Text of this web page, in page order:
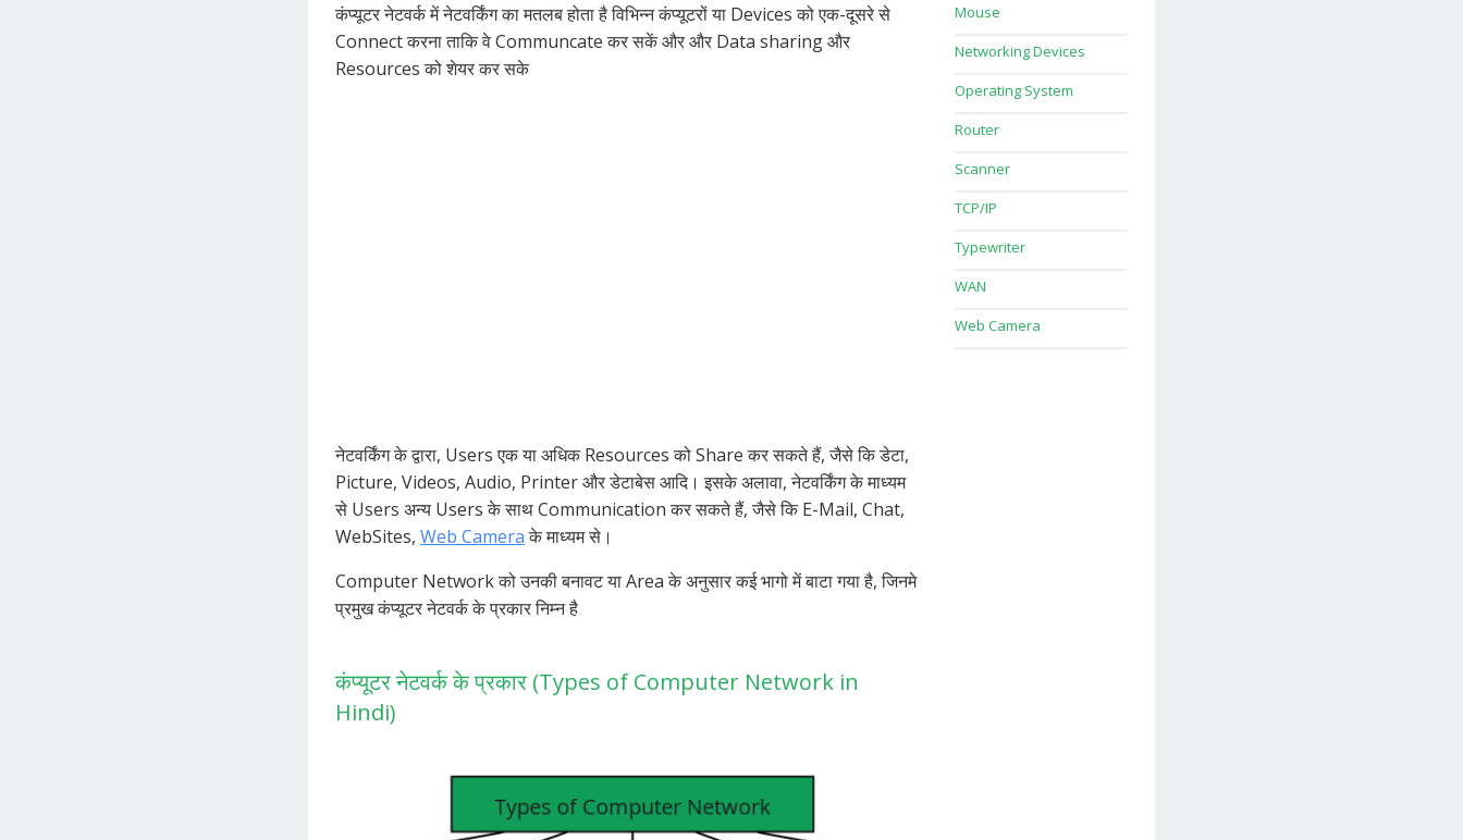
कंप्यूटर नेटवर्क में नेटवर्किंग का मतलब होता है विभिन्न कंप्यूटरों या Devices को एक-दूसरे से
Connect करना ताकि वे Communcate कर सकें और और Data sharing और
Resources को शेयर कर सके
नेटवर्किंग के द्वारा, Users एक या अधिक Resources को Share कर सकते हैं, जैसे कि डेटा,
Picture, Videos, Audio, Printer और डेटाबेस आदि। इसके अलावा, नेटवर्किंग के माध्यम
से Users अन्य Users के साथ Communication कर सकते हैं, जैसे कि E-Mail, Chat,
WebSites, Web Cameraके माध्यम से।
Computer Network को उनकी बनावट या Area के अनुसार कई भागो में बाटा गया है, जिनमे
प्रमुख कंप्यूटर नेटवर्क के प्रकार निम्न है
कंप्यूटर नेटवर्क के प्रकार (Types of Computer Network in
Hindi)
Mouse
Networking Devices
Operating System
Router
Scanner
TCP/IP
Typewriter
WAN
Web Camera